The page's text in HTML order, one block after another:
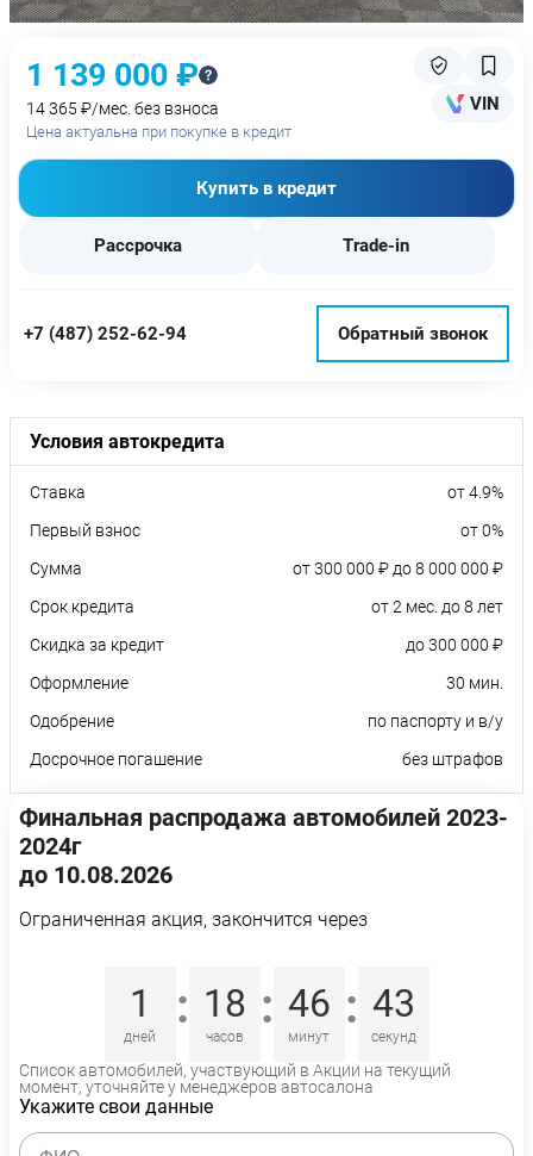
1 139 000 ₽
14 365 ₽/мес. без взноса
Цена актуальна при покупке в кредит
VIN
Купить в кредит
Рассрочка Trade-in
+7 (487) 252-62-94 Обратный звонок
Условия автокредита
Ставка
от 4.9%
Первый взнос
от 0%
Сумма
от 300 000 ₽ до 8 000 000 ₽
Срок кредита
от 2 мес. до 8 лет
Скидка за кредит
до 300 000 ₽
Оформление
30 мин.
Одобрение
по паспорту и в/у
Досрочное погашение
без штрафов
Финальная распродажа автомобилей 2023-
2024г
до 10.08.2026
Ограниченная акция, закончится через
1
дней
: 18
часов
: 46
минут
: 42
секунд
Список автомобилей, участвующий в Акции на текущий
момент, уточняйте у менеджеров автосалона
Укажите свои данные